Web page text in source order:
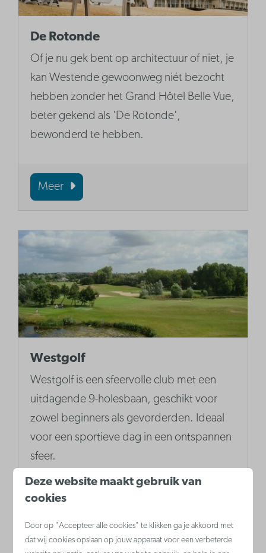
De Rotonde
Of je nu gek bent op architectuur of niet, je
kan Westende gewoonweg niét bezocht
hebben zonder het Grand Hôtel Belle Vue,
beter gekend als 'De Rotonde',
bewonderd te hebben.
Meer
Westgolf
Westgolf is een sfeervolle club met een
uitdagende 9-holesbaan, geschikt voor
zowel beginners als gevorderden. Ideaal
voor een sportieve dag in een ontspannen
sfeer.
Deze website maakt gebruik van
cookies
Door op "Accepteer alle cookies" te klikken ga je akkoord met
dat wij cookies opslaan op jouw apparaat voor een verbeterde